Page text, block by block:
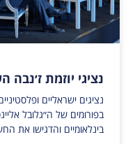
נציגי יוזמת
נציגים ישראליים
בפורומים של ה״גלובל
בינלאומיים והדגישו את